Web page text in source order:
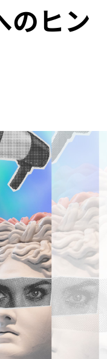
のヒン